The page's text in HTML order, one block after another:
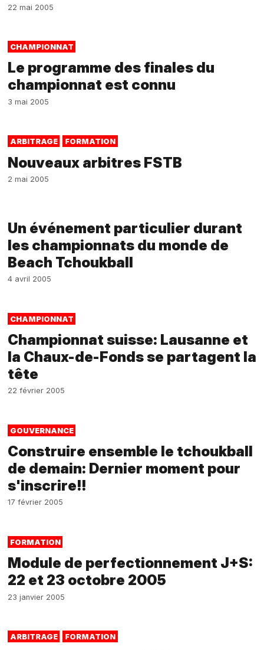
22 mai 2005
CHAMPIONNAT
Le programme des finales du
championnat est connu
3 mai 2005
ARBITRAGE FORMATION
Nouveaux arbitres FSTB
2 mai 2005
Un événement particulier durant
les championnats du monde de
Beach Tchoukball
4 avril 2005
CHAMPIONNAT
Championnat suisse: Lausanne et
la Chaux-de-Fonds se partagent la
tête
22 février 2005
GOUVERNANCE
Construire ensemble le tchoukball
de demain: Dernier moment pour
s'inscrire!!
17 février 2005
FORMATION
Module de perfectionnement J+S:
22 et 23 octobre 2005
23 janvier 2005
ARBITRAGE FORMATION